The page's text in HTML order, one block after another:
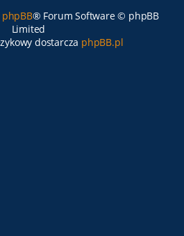
phpBB® Forum Software © phpBB
Limited
dostarcza phpBB.pl